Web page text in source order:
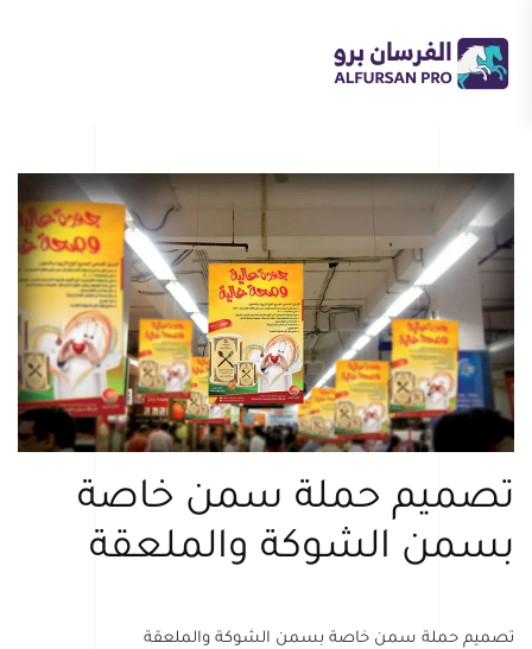
Skip
to
تصميم حملة سمن خاصة
بسمن الشوكة والملعقة
تصميم حملة سمن خاصة بسمن الشوكة والملعقة